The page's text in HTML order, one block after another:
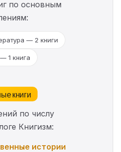
по основным
— 2 книги
1 книга
книги
по числу
Книгизм:
истории